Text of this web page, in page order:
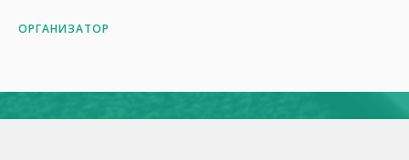
ОРГАНИЗАТОР